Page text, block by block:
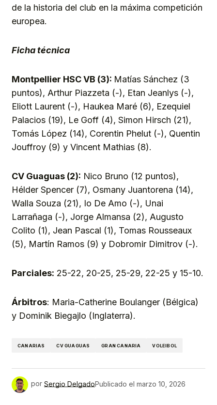
de la historia del club en la máxima competición
europea.
Ficha técnica
Montpellier HSC VB (3): Matías Sánchez (3
puntos), Arthur Piazzeta (-), Etan Jeanlys (-),
Eliott Laurent (-), Haukea Maré (6), Ezequiel
Palacios (19), Le Goff (4), Simon Hirsch (21),
Tomás López (14), Corentin Phelut (-), Quentin
Jouffroy (9) y Vincent Mathias (8).
CV Guaguas (2): Nico Bruno (12 puntos),
Hélder Spencer (7), Osmany Juantorena (14),
Walla Souza (21), Io De Amo (-), Unai
Larrañaga (-), Jorge Almansa (2), Augusto
Colito (1), Jean Pascal (1), Tomas Rousseaux
(5), Martín Ramos (9) y Dobromir Dimitrov (-).
Parciales: 25-22, 20-25, 25-29, 22-25 y 15-10.
Árbitros: Maria-Catherine Boulanger (Bélgica)
y Dominik Biegajlo (Inglaterra).
CANARIAS CV GUAGUAS GRAN CANARIA VOLEIBOL
por Sergio DelgadoPublicado el marzo 10, 2026